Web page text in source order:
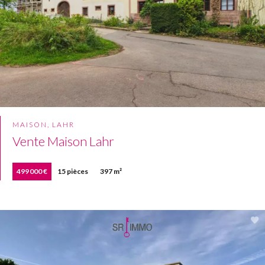
MAISON, LAHR
Vente Maison Lahr
499 000 € 15 pièces 397 m²